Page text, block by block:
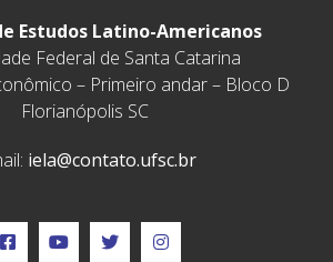
Estudos Latino-Americanos
Federal de Santa Catarina
– Primeiro andar – Bloco D
Florianópolis SC
iela@contato.ufsc.br